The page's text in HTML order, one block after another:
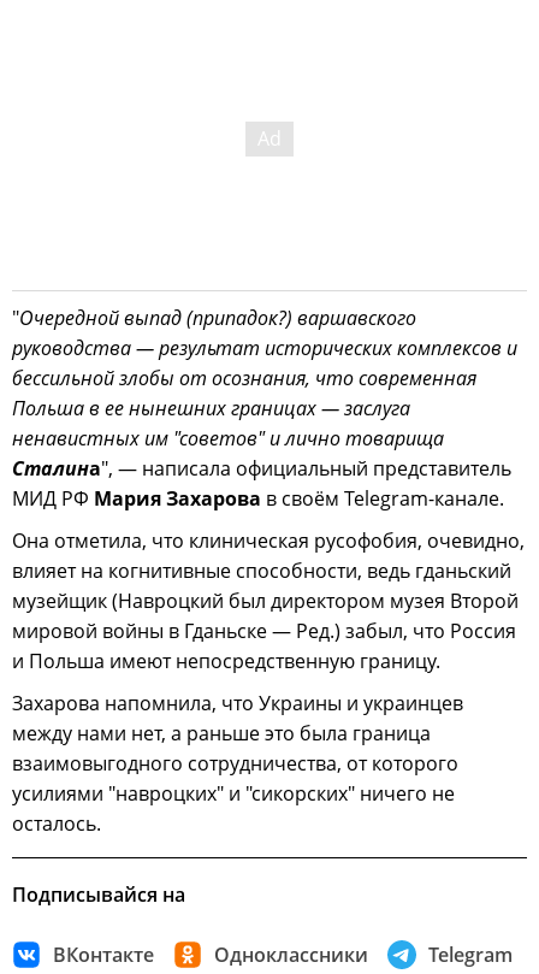
"Очередной выпад (припадок?) варшавского
руководства — результат исторических комплексов и
бессильной злобы от осознания, что современная
Польша в ее нынешних границах — заслуга
ненавистных им "советов" и лично товарища
Сталина", — написала официальный представитель
МИД РФ Мария Захарова в своём Telegram-канале.
Она отметила, что клиническая русофобия, очевидно,
влияет на когнитивные способности, ведь гданьский
музейщик (Навроцкий был директором музея Второй
мировой войны в Гданьске — Ред.) забыл, что Россия
и Польша имеют непосредственную границу.
Захарова напомнила, что Украины и украинцев
между нами нет, а раньше это была граница
взаимовыгодного сотрудничества, от которого
усилиями "навроцких" и "сикорских" ничего не
осталось.
Подписывайся на
ВКонтакте Одноклассники Telegram